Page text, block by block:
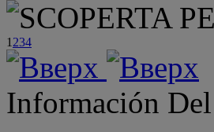
1 234
Información